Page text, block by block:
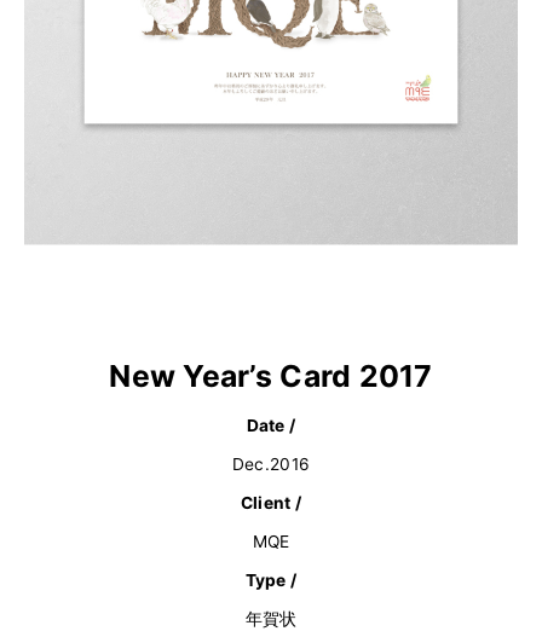
New Year’s Card 2017
Date /
Dec.2016
Client /
MQE
Type /
年賀状